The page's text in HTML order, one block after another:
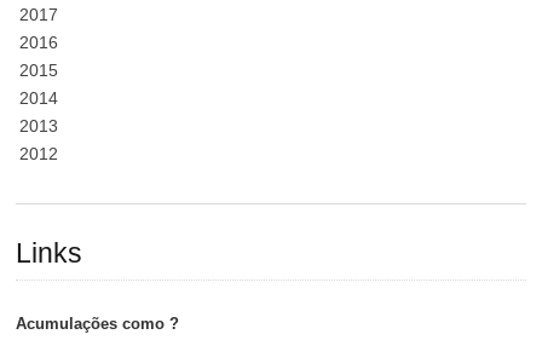
2017
2016
2015
2014
2013
2012
Links
Acumulações como ?